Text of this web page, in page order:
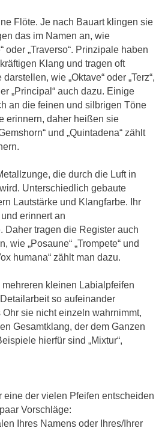
Flöte. Je nach Bauart klingen sie
das im Namen an, wie
oder „Traverso“. Prinzipale haben
Klang und tragen oft
wie „Oktave“ oder „Terz“,
„Principal“ auch dazu. Einige
an die feinen und silbrigen Töne
erinnern, daher heißen sie
und „Quintadena“ zählt
die durch die Luft in
Unterschiedlich gebaute
Lautstärke und Klangfarbe. Ihr
erinnert an
Daher tragen die Register auch
wie „Posaune“ „Trompete“ und
humana“ zählt man dazu.
kleinen Labialpfeifen
so aufeinander
sie nicht einzeln wahrnimmt,
Gesamtklang, der dem Ganzen
hierfür sind „Mixtur“,
eine der vielen Pfeifen entscheiden
Vorschläge:
Ihres Namens oder Ihres/Ihrer